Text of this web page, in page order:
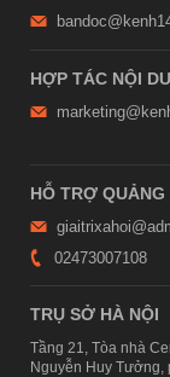
HỢP TÁC NỘI
HỖ TRỢ QUẢNG
02473007108
TRỤ SỞ HÀ NỘI
Tầng 21, Tòa nhà
Nguyễn Huy Tưởng,